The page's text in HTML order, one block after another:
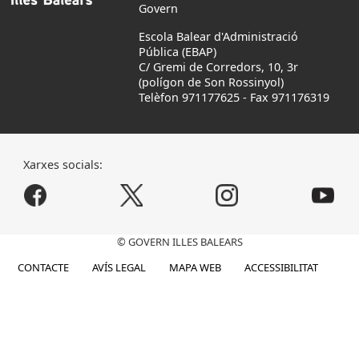
Govern
Escola Balear d'Administració
Pública (EBAP)
C/ Gremi de Corredors, 10, 3r
(polígon de Son Rossinyol)
Telèfon 971177625 - Fax 971176319
Xarxes socials:
© GOVERN ILLES BALEARS
CONTACTE
AVÍS LEGAL MAPA WEB ACCESSIBILITAT